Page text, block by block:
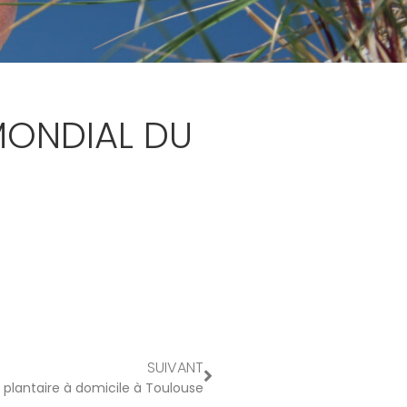
DU
SUIVANT
plantaire à domicile à Toulouse